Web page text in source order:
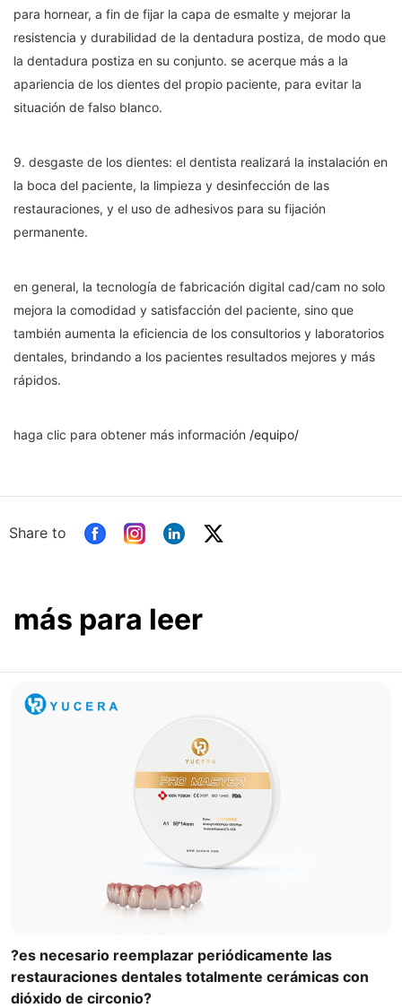
para hornear, a fin de fijar la capa de esmalte y mejorar la
resistencia y durabilidad de la dentadura postiza, de modo que
la dentadura postiza en su conjunto. se acerque más a la
apariencia de los dientes del propio paciente, para evitar la
situación de falso blanco.
9. desgaste de los dientes: el dentista realizará la instalación en
la boca del paciente, la limpieza y desinfección de las
restauraciones, y el uso de adhesivos para su fijación
permanente.
en general, la tecnología de fabricación digital cad/cam no solo
mejora la comodidad y satisfacción del paciente, sino que
también aumenta la eficiencia de los consultorios y laboratorios
dentales, brindando a los pacientes resultados mejores y más
rápidos.
haga clic para obtener más información /equipo/
Share to
más para leer
?es necesario reemplazar periódicamente las
restauraciones dentales totalmente cerámicas con
dióxido de circonio?